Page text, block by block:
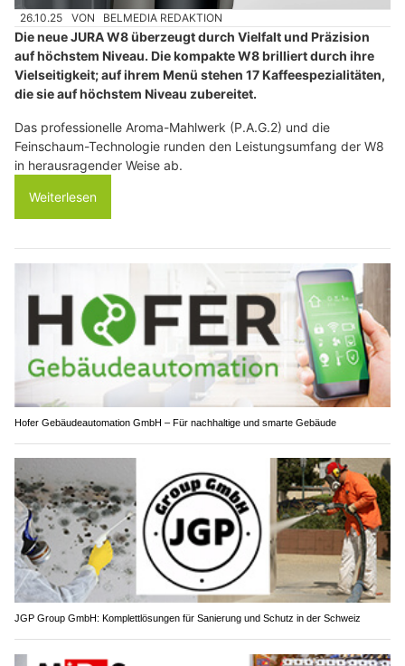
26.10.25 VON BELMEDIA REDAKTION
Die neue JURA W8 überzeugt durch Vielfalt und Präzision
auf höchstem Niveau. Die kompakte W8 brilliert durch ihre
Vielseitigkeit; auf ihrem Menü stehen 17 Kaffeespezialitäten,
die sie auf höchstem Niveau zubereitet.
Das professionelle Aroma-Mahlwerk (P.A.G.2) und die
Feinschaum-Technologie runden den Leistungsumfang der W8
in herausragender Weise ab.
Weiterlesen
Hofer Gebäudeautomation GmbH – Für nachhaltige und smarte Gebäude
JGP Group GmbH: Komplettlösungen für Sanierung und Schutz in der Schweiz